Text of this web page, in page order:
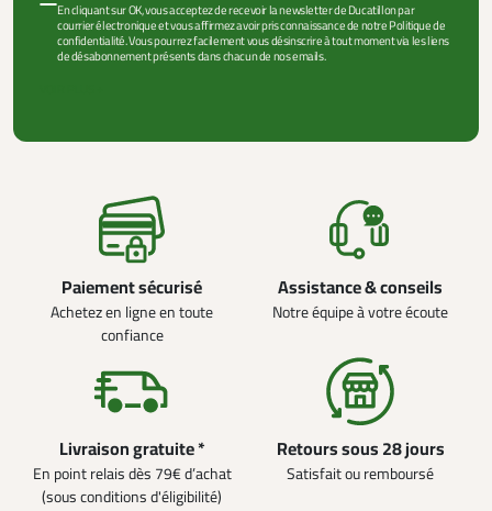
En cliquant sur OK, vous acceptez de recevoir la newsletter de Ducatillon par
courrier électronique et vous affirmez avoir pris connaissance de notre Politique de
confidentialité. Vous pourrez facilement vous désinscrire à tout moment via les liens
de désabonnement présents dans chacun de nos emails.
Paiement sécurisé
Achetez en ligne en toute
confiance
Assistance & conseils
Notre équipe à votre écoute
Livraison gratuite *
En point relais dès 79€ d’achat
(sous conditions d'éligibilité)
Retours sous 28 jours
Satisfait ou remboursé